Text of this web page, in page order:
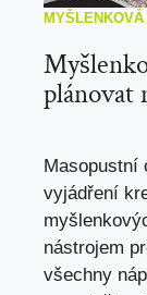
MYŠLENKOVÁ
plánovat
Masopustní
vyjádření
nástrojem
všechny